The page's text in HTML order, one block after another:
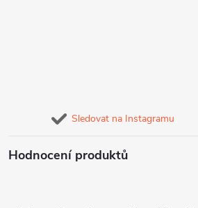
Sledovat na Instagramu
Hodnocení produktů